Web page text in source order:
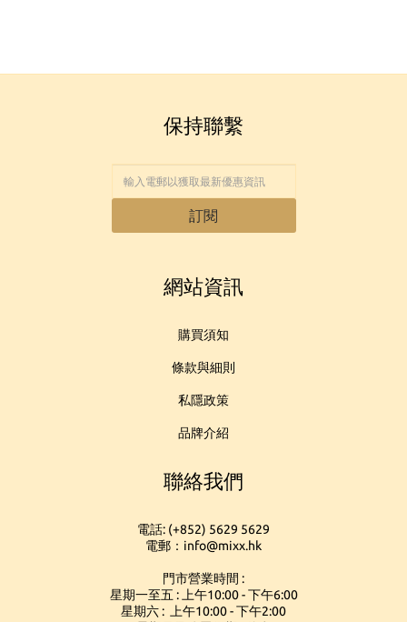
保持聯繫
訂閱
網站資訊
購買須知
條款與細則
私隱政策
品牌介紹
聯絡我們
電話: (+852) 5629 5629
電郵：info@mixx.hk
門市營業時間 :
星期一至五 : 上午10:00 - 下午6:00
星期六 : 上午10:00 - 下午2:00